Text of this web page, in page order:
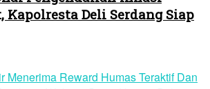
Kapolresta Deli Serdang Siap